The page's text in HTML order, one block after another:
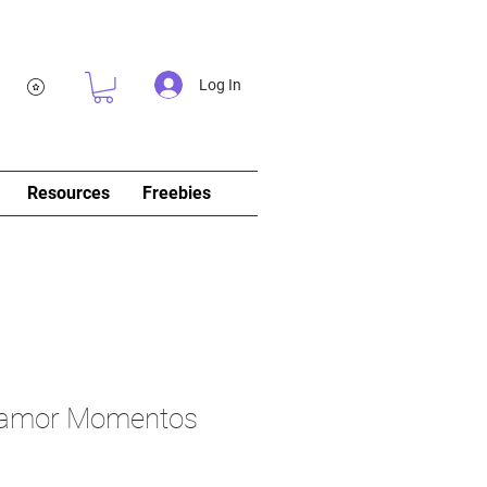
Log In
Resources Freebies
Momentos